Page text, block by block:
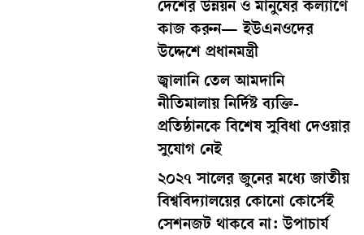
দেশের উন্নয়ন ও মানুষের কল্যাণে
কাজ করুন— ইউএনওদের
উদ্দেশে প্রধানমন্ত্রী
জ্বালানি তেল আমদানি
নীতিমালায় নির্দিষ্ট ব্যক্তি-
প্রতিষ্ঠানকে বিশেষ সুবিধা দেওয়ার
সুযোগ নেই
২০২৭ সালের জুনের মধ্যে জাতীয়
বিশ্ববিদ্যালয়ের কোনো কোর্সেই
সেশনজট থাকবে না: উপাচার্য